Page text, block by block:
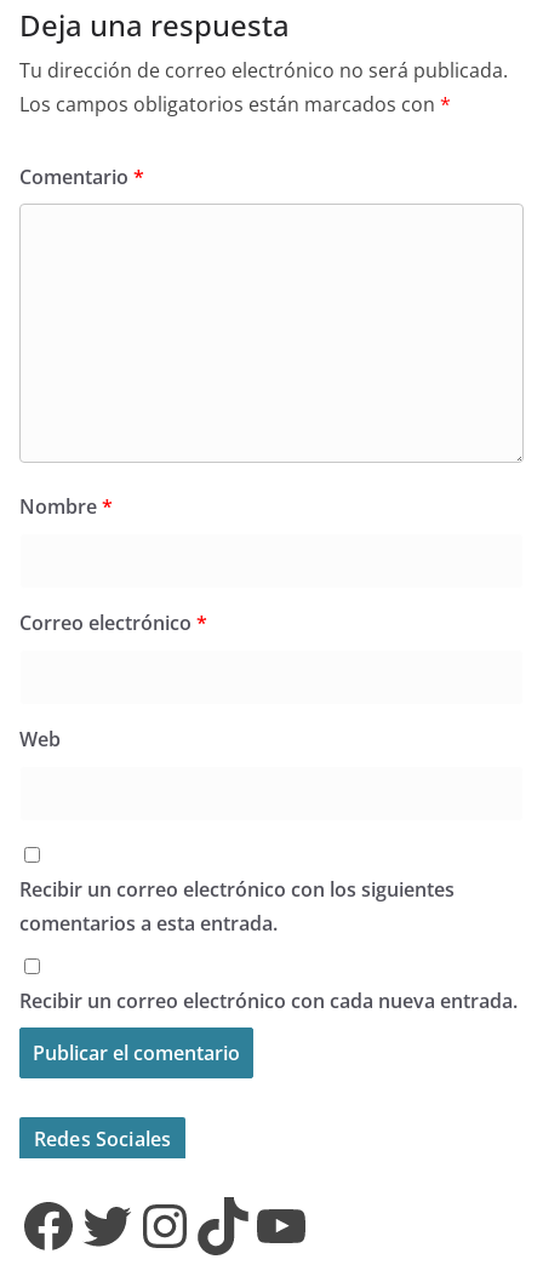
Deja una respuesta
Tu dirección de correo electrónico no será publicada.
Los campos obligatorios están marcados con *
Comentario *
Nombre*
Correo electrónico *
Web
Recibir un correo electrónico con los siguientes
comentarios a esta entrada.
Recibir un correo electrónico con cada nueva entrada.
Redes Sociales
Facebook Twitter InstagramTikTok YouTube